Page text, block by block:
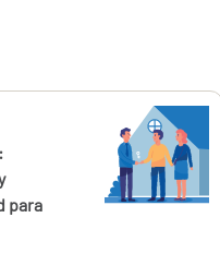
para
52,01€